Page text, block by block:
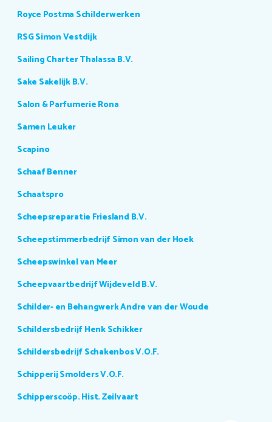
Royce Postma Schilderwerken
RSG Simon Vestdijk
Sailing Charter Thalassa B.V.
Sake Sakelijk B.V.
Salon & Parfumerie Rona
Samen Leuker
Scapino
Schaaf Benner
Schaatspro
Scheepsreparatie Friesland B.V.
Scheepstimmerbedrijf Simon van der Hoek
Scheepswinkel van Meer
Scheepvaartbedrijf Wijdeveld B.V.
Schilder- en Behangwerk Andre van der Woude
Schildersbedrijf Henk Schikker
Schildersbedrijf Schakenbos V.O.F.
Schipperij Smolders V.O.F.
Schipperscoöp. Hist. Zeilvaart